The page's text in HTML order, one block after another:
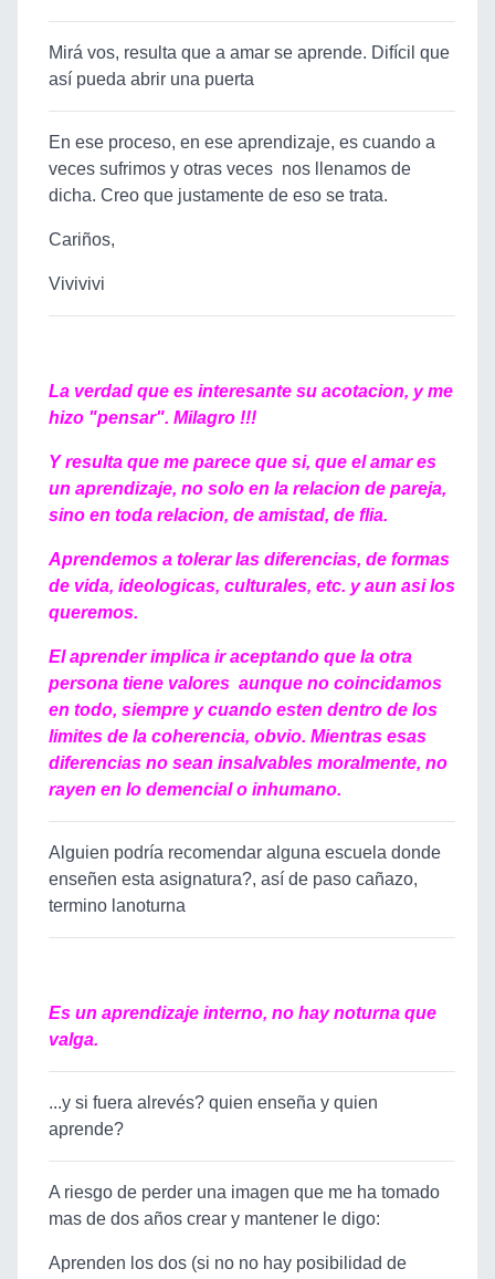
Mirá vos, resulta que a amar se aprende. Difícil que
así pueda abrir una puerta
En ese proceso, en ese aprendizaje, es cuando a
veces sufrimos y otras veces nos llenamos de
dicha. Creo que justamente de eso se trata.
Cariños,
Vivivivi
La verdad que es interesante su acotacion, y me
hizo "pensar". Milagro !!!
Y resulta que me parece que si, que el amar es
un aprendizaje, no solo en la relacion de pareja,
sino en toda relacion, de amistad, de flia.
Aprendemos a tolerar las diferencias, de formas
de vida, ideologicas, culturales, etc. y aun asi los
queremos.
El aprender implica ir aceptando que la otra
persona tiene valores aunque no coincidamos
en todo, siempre y cuando esten dentro de los
limites de la coherencia, obvio. Mientras esas
diferencias no sean insalvables moralmente, no
rayen en lo demencial o inhumano.
Alguien podría recomendar alguna escuela donde
enseñen esta asignatura?, así de paso cañazo,
termino lanoturna
Es un aprendizaje interno, no hay noturna que
valga.
...y si fuera alrevés? quien enseña y quien
aprende?
A riesgo de perder una imagen que me ha tomado
mas de dos años crear y mantener le digo:
Aprenden los dos (si no no hay posibilidad de